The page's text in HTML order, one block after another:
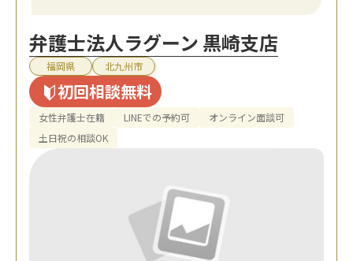
弁護士法人ラグーン 黒崎支店
福岡県 北九州市
初回相談無料
女性弁護士在籍 LINEでの予約可
オンライン面談可
土日祝の相談OK